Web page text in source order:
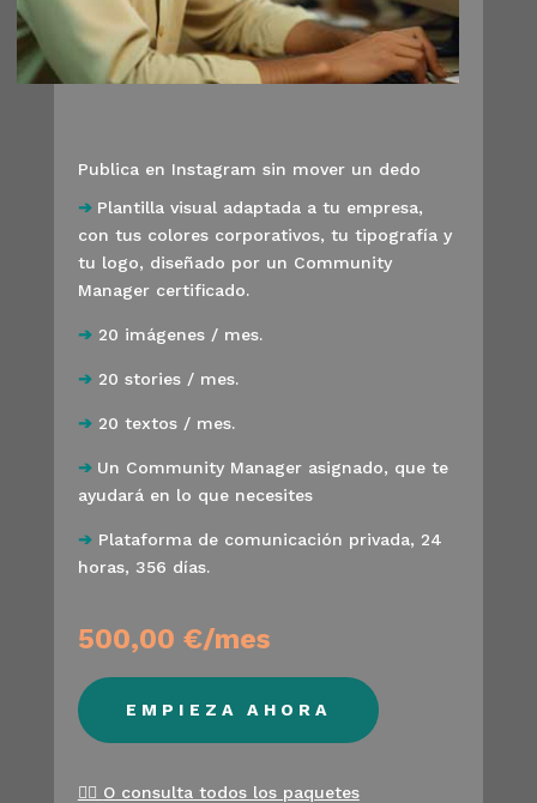
Publica en Instagram sin mover un dedo
➔ Plantilla visual adaptada a tu empresa,
con tus colores corporativos, tu tipografía y
tu logo, diseñado por un Community
Manager certificado.
➔20 imágenes / mes.
➔20 stories / mes.
➔20 textos / mes.
➔ Un Community Manager asignado, que te
ayudará en lo que necesites
➔Plataforma de comunicación privada, 24
horas, 356 días.
500,00 €/mes
EMPIEZA AHORA
👉🏻 O consulta todos los paquetes